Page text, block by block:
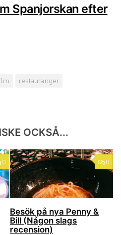
Spanjorskan efter
restauranger
OCKSÅ...
0 0
Besök på nya Penny &
Bill (Någon slags
recension)